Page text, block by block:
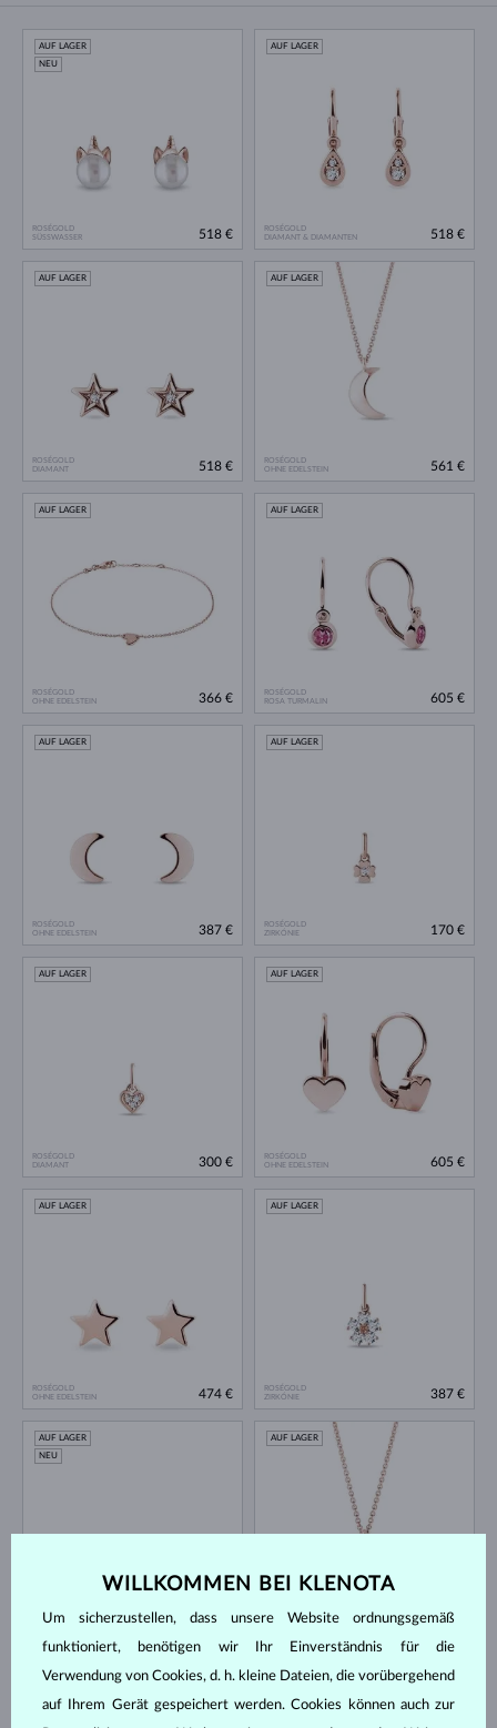
ROSÉGOLD
SÜSSWASSER
AUF LAGER
NEU
518 €
ROSÉGOLD
DIAMANT & DIAMANTEN
AUF LAGER
518 €
ROSÉGOLD
DIAMANT
AUF LAGER
518 €
ROSÉGOLD
OHNE EDELSTEIN
AUF LAGER
561 €
ROSÉGOLD
OHNE EDELSTEIN
AUF LAGER
366 €
ROSÉGOLD
ROSA TURMALIN
AUF LAGER
605 €
ROSÉGOLD
OHNE EDELSTEIN
AUF LAGER
387 €
ROSÉGOLD
ZIRKÓNIE
AUF LAGER
170 €
ROSÉGOLD
DIAMANT
AUF LAGER
300 €
ROSÉGOLD
OHNE EDELSTEIN
AUF LAGER
605 €
ROSÉGOLD
OHNE EDELSTEIN
AUF LAGER
474 €
ROSÉGOLD
ZIRKÓNIE
AUF LAGER
387 €
ROSÉGOLD
AUF LAGER
NEU
518 €
ROSÉGOLD
AUF LAGER
648 €
AUF LAGER AUF LAGER
WILLKOMMEN BEI KLENOTA
Um sicherzustellen, dass unsere Website ordnungsgemäß
funktioniert, benötigen wir Ihr Einverständnis für die
Verwendung von Cookies, d. h. kleine Dateien, die vorübergehend
auf Ihrem Gerät gespeichert werden. Cookies können auch zur